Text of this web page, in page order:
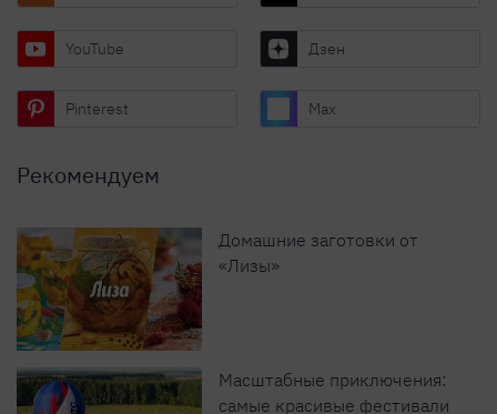
YouTube Дзен
Pinterest Max
Рекомендуем
Домашние заготовки от
«Лизы»
Масштабные приключения:
самые красивые фестивали